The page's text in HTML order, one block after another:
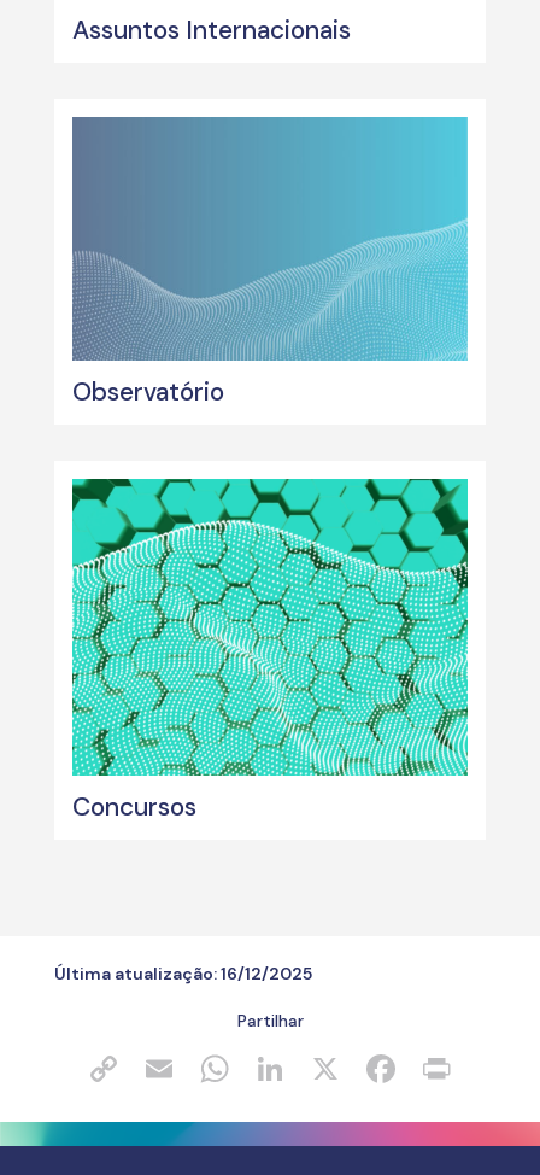
Assuntos Internacionais
Observatório
Concursos
Última atualização:16/12/2025
Partilhar